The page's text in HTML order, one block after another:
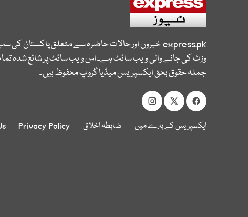
express.pkخبروں اور حالات حاضرہ سے متعلق پاکستان کی
وزٹ کی جانے والی ویب سائٹ ہے۔ اس ویب سائٹ پر شائع شدہ
جملہ حقوق بحق ایکسپریس میڈیا گروپ محفوظ ہیں۔
ایکسپریس کے بارے میں ضابطہ اخلاق Privacy Policy